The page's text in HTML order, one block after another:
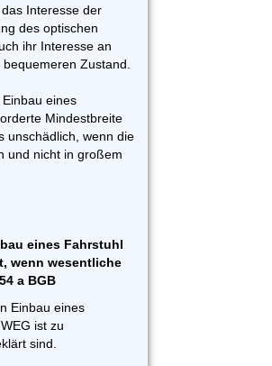
Interesse der
des optischen
ihr Interesse an
Zustand.
eines
Mindestbreite
unschädlich, wenn die
und nicht in großem
eines Fahrstuhl
wenn wesentliche
a BGB
Einbau eines
ist zu
sind.